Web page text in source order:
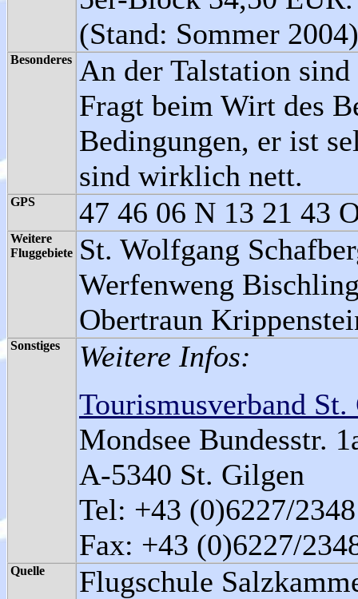
(Stand: Sommer 2004)
Besonderes An der Talstation
Fragt beim Wirt des
Bedingungen, er ist
sind wirklich nett.
GPS 47 46 06 N 13 21 43
Weitere
Fluggebiete St. Wolfgang
Werfenweng
Obertraun
Sonstiges
Weitere Infos:
Tourismusverband
Mondsee Bundesstr.
A-5340 St. Gilgen
Tel: +43 (0)6227/2348
Fax: +43 (0)6227/
Quelle
Flugschule